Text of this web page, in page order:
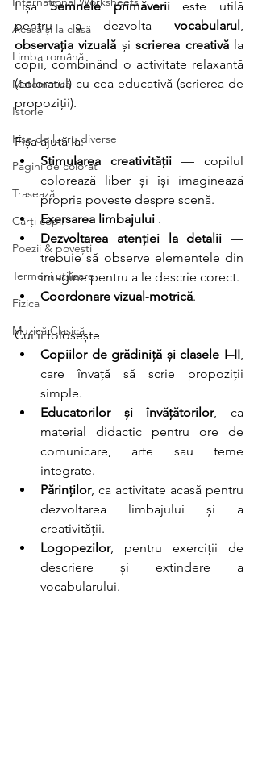
Acasă și la clasă
Limba română
Matematică
Istorie
Fișe de lucru diverse
Pagini de colorat
Trasează
Cărți copii
Poezii & povești
Termeni utilizare
Fizica
Muzică Clasică
Fișa Semnele primăverii este utilă
pentru a dezvolta vocabularul
observația vizuală și scrierea creativă la
copii, combinând o activitate relaxantă
(coloratul) cu cea educativă (scrierea de
propoziții).
Fișa ajută la:
Stimularea creativității — copilul
colorează liber și își imaginează
propria poveste despre scenă.
Exersarea limbajului .
Dezvoltarea atenției la detalii —
trebuie să observe elementele din
imagine pentru a le descrie corect.
Coordonare vizual‑motrică.
Cui îi folosește
Copiilor de grădiniță și clasele I–II,
care învață să scrie propoziții
simple.
Educatorilor și învățătorilor, ca
material didactic pentru ore de
comunicare, arte sau teme
integrate.
Părinților, ca activitate acasă pentru
dezvoltarea limbajului și a
creativității.
Logopezilor, pentru exerciții de
descriere și extindere a
vocabularului.